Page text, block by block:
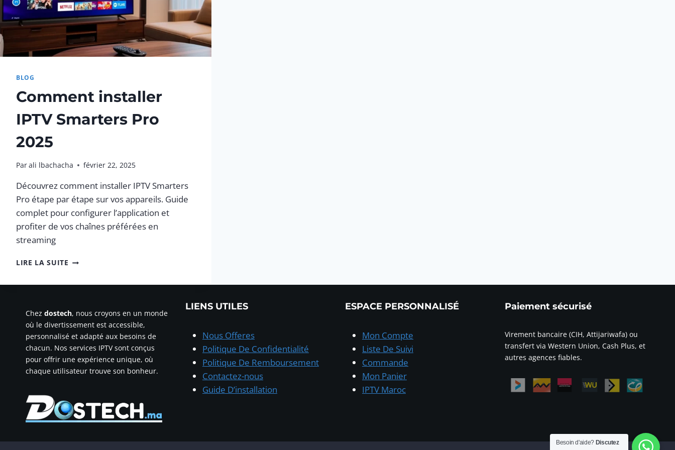
BLOG
Comment installer
IPTV Smarters Pro
2025
Parali lbachacha février 22, 2025
Découvrez comment installer IPTV Smarters
Pro étape par étape sur vos appareils. Guide
complet pour configurer l’application et
profiter de vos chaînes préférées en
streaming
LIRE LA SUITE COMMENT
2025
Chez dostech, nous croyons en un monde
où le divertissement est accessible,
personnalisé et adapté aux besoins de
chacun. Nos services IPTV sont conçus
pour offrir une expérience unique, où
chaque utilisateur trouve son bonheur.
LIENS UTILES
Nous Offeres
Politique De Confidentialité
Politique De Remboursement
Contactez-nous
Guide D’installation
ESPACE PERSONNALISÉ
Mon Compte
Liste De Suivi
Commande
Mon Panier
IPTV Maroc
Paiement sécurisé
Virement bancaire (CIH, Attijariwafa) ou
transfert via Western Union, Cash Plus, et
autres agences fiables.
Besoin d'aide? Discutez